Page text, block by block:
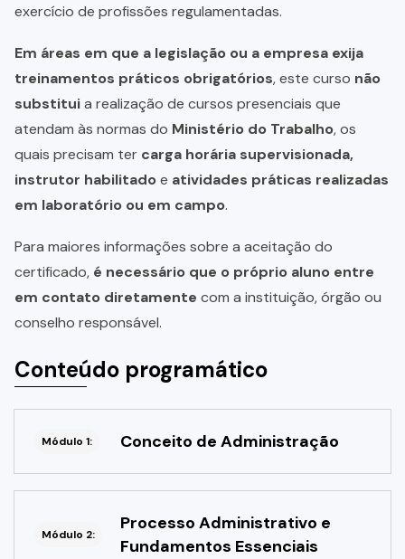
exercício de profissões regulamentadas.
Em áreas em que a legislação ou a empresa exija
treinamentos práticos obrigatórios, este curso não
substituia realização de cursos presenciais que
atendam às normas do Ministério do Trabalho, os
quais precisam ter carga horária supervisionada,
instrutor habilitadoe atividades práticas realizadas
em laboratório ou em campo.
Para maiores informações sobre a aceitação do
certificado, é necessário que o próprio aluno entre
em contato diretamente com a instituição, órgão ou
conselho responsável.
Conteúdo programático
Módulo 1: Conceito de Administração
Módulo 2:
Processo Administrativo e
Fundamentos Essenciais